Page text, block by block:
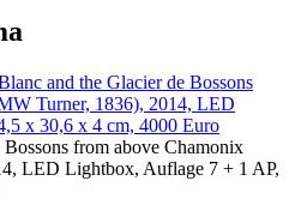
from above Chamonix
LED Lightbox, Auflage 7 + 1 AP,